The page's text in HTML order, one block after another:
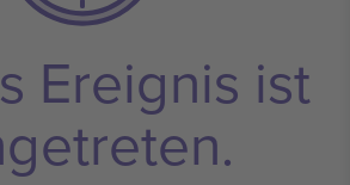
Ereignis ist